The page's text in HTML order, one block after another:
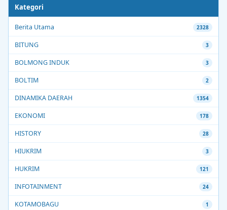
Kategori
Berita Utama 2328
BITUNG 3
BOLMONG INDUK 3
BOLTIM 2
DINAMIKA DAERAH 1354
EKONOMI 178
HISTORY 28
HIUKRIM 3
HUKRIM 121
INFOTAINMENT 24
KOTAMOBAGU 1